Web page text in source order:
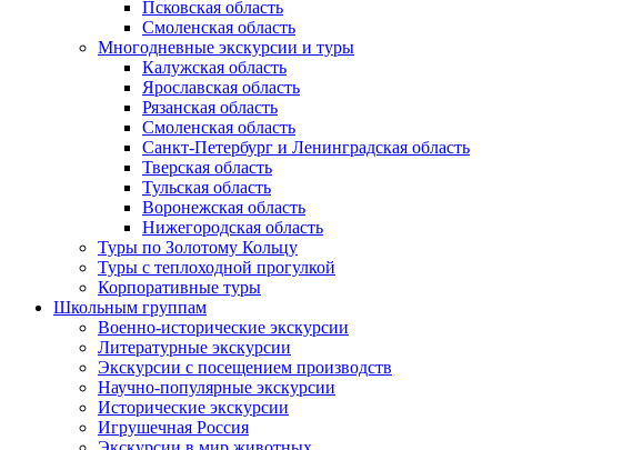
Псковская область
Смоленская область
Многодневные экскурсии и туры
Калужская область
Ярославская область
Рязанская область
Смоленская область
Санкт-Петербург и Ленинградская область
Тверская область
Тульская область
Воронежская область
Нижегородская область
Туры по Золотому Кольцу
Туры с теплоходной прогулкой
Корпоративные туры
Школьным группам
Военно-исторические экскурсии
Литературные экскурсии
Экскурсии с посещением производств
Научно-популярные экскурсии
Исторические экскурсии
Игрушечная Россия